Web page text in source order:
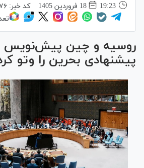
19:23
18 فروردين 1405 کد خبر:
روسیه و چین پیش‌نویس
پیشنهادی بحرین را وتو